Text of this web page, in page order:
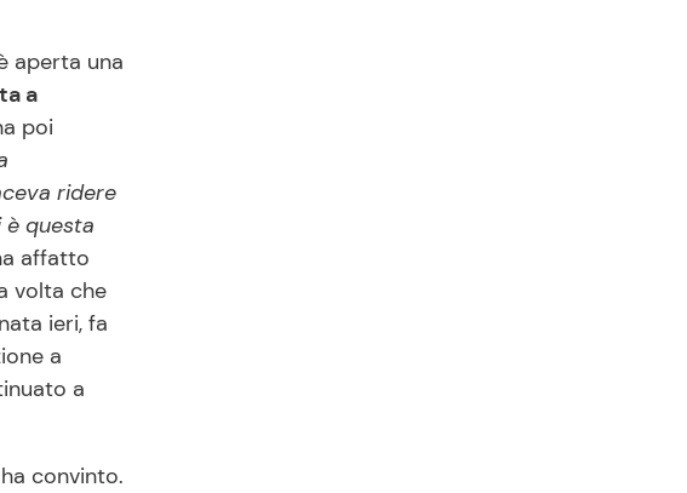
aperta una
a
poi
ridere
è questa
affatto
volta che
ieri, fa
a
a
convinto.